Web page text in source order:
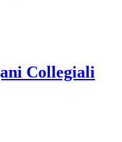
Collegiali